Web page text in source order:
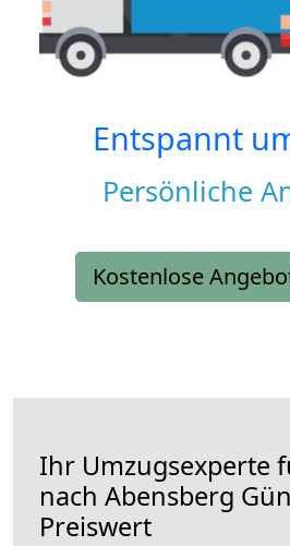
Entspannt
Persönliche
Kostenlose
Ihr Umzugsexperte
nach Abensberg
Preiswert